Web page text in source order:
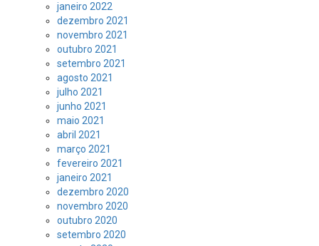
janeiro 2022
dezembro 2021
novembro 2021
outubro 2021
setembro 2021
agosto 2021
julho 2021
junho 2021
maio 2021
abril 2021
março 2021
fevereiro 2021
janeiro 2021
dezembro 2020
novembro 2020
outubro 2020
setembro 2020